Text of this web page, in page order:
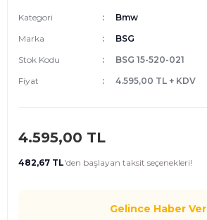
Kategori
Bmw
Marka
BSG
Stok Kodu
BSG 15-520-021
Fiyat
4.595,00 TL + KDV
4.595,00 TL
482,67 TL'den başlayan taksit seçenekleri!
Gelince Haber Ver